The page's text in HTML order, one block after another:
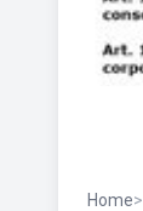
Home>